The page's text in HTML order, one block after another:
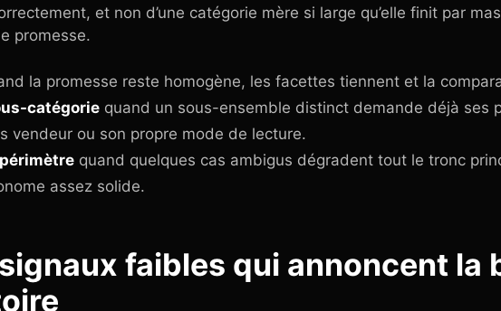
et non d’une catégorie mère si large qu’elle finit par
promesse.
la promesse reste homogène, les facettes tiennent et la
catégorie quand un sous-ensemble distinct demande déjà ses
vendeur ou son propre mode de lecture.
quand quelques cas ambigus dégradent tout le tronc
assez solide.
faibles qui annoncent la